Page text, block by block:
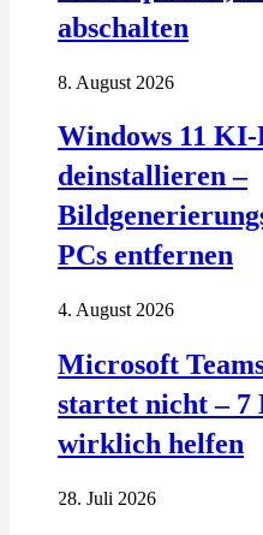
abschalten
8. August 2026
Windows 11
deinstallieren –
PCs entfernen
4. August 2026
Microsoft
startet nicht – 7
wirklich helfen
28. Juli 2026